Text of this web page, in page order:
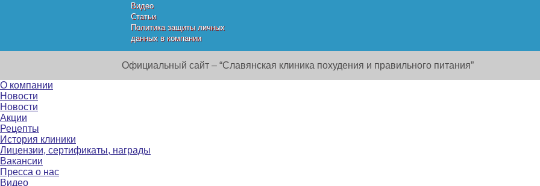
Видео
Статьи
Политика защиты личных
данных в компании
Официальный сайт – “Славянская клиника похудения и правильного питания”
О компании
Новости
Новости
Акции
Рецепты
История клиники
Лицензии, сертификаты, награды
Вакансии
Пресса о нас
Видео